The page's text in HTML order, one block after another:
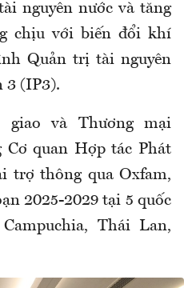
nguyên nước và tăng
chịu với biến đổi khí
Quản trị tài nguyên
3 (IP3).
và Thương mại
Cơ quan Hợp tác Phát
trợ thông qua Oxfam,
2025-2029 tại 5 quốc
Thái Lan,